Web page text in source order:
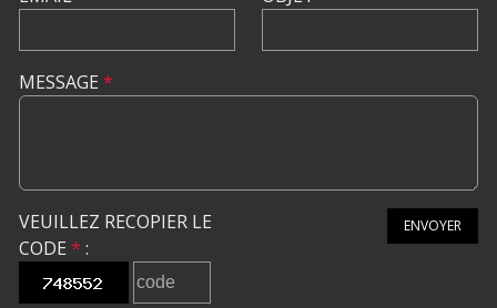
MESSAGE *
VEUILLEZ RECOPIER LE
CODE * :
ENVOYER